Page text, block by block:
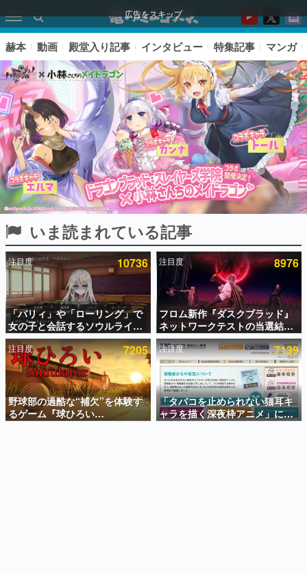
広告をスキップ
ピックアップ
電ファミのいま読まれている記事ランキング
アプリセール情報
インタビュー
連載・特集一覧
殿堂入り記事
SNS拡散数が数千以上！ ページビュー数万以上！ などな
ど。多くの人々に読まれた、電ファミ渾身の“殿堂入り”記
事をまとめました。
赫本 動画 殿堂入り記事 インタビュー 特集記事 マンガ
いま読まれている記事
注目度 10736
「パリィ」や「ローリング」で
女の子と会話するソウルライク
恋愛ゲーム『小早川さんはソウ
ルライク』無料公開。返事に失
敗すると「YOU DIED」
注目度 8976
フロム新作『ダスクブラッド』
ネットワークテストの当選結果
が8月7日22時に発表。応募サイ
トのマイページから確認可能、
テスト実施は8月21日～24日
注目度 7205
野球部の過酷な“補欠”を体験す
るゲーム『球ひろい
Simulator』が「1件」のウィッ
注目度 7139
「タバコを止められない猫耳キ
ャラを描く深夜枠アニメ」に視
聴者の一部から批判意見。違法